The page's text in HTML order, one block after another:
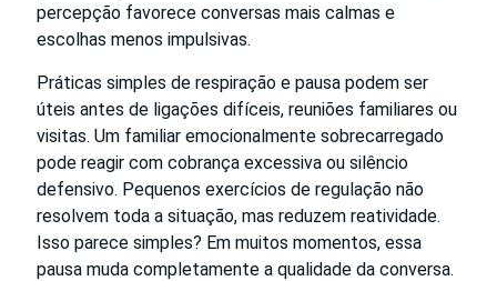
percepção favorece conversas mais calmas e
escolhas menos impulsivas.
Práticas simples de respiração e pausa podem ser
úteis antes de ligações difíceis, reuniões familiares ou
visitas. Um familiar emocionalmente sobrecarregado
pode reagir com cobrança excessiva ou silêncio
defensivo. Pequenos exercícios de regulação não
resolvem toda a situação, mas reduzem reatividade.
Isso parece simples? Em muitos momentos, essa
pausa muda completamente a qualidade da conversa.